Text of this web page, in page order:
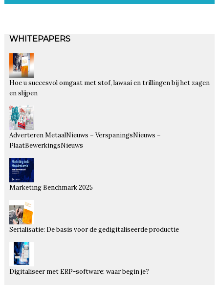
WHITEPAPERS
Hoe u succesvol omgaat met stof, lawaai en trillingen bij het zagen
en slijpen
Adverteren MetaalNieuws – VerspaningsNieuws –
PlaatBewerkingsNieuws
Marketing Benchmark 2025
Serialisatie: De basis voor de gedigitaliseerde productie
Digitaliseer met ERP-software: waar begin je?